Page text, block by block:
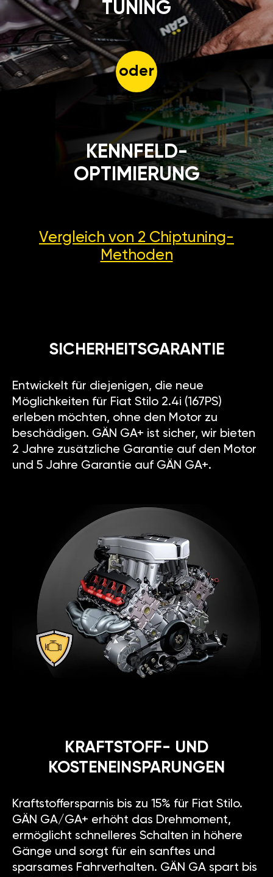
TUNING
oder
KENNFELD-
OPTIMIERUNG
Vergleich von 2 Chiptuning-
Methoden
SICHERHEITSGARANTIE
Entwickelt für diejenigen, die neue
Möglichkeiten für Fiat Stilo 2.4i (167PS)
erleben möchten, ohne den Motor zu
beschädigen. GÄN GA+ ist sicher, wir bieten
2 Jahre zusätzliche Garantie auf den Motor
und 5 Jahre Garantie auf GÄN GA+.
KRAFTSTOFF- UND
KOSTENEINSPARUNGEN
Kraftstoffersparnis bis zu 15% für Fiat Stilo.
GÄN GA/GA+ erhöht das Drehmoment,
ermöglicht schnelleres Schalten in höhere
Gänge und sorgt für ein sanftes und
sparsames Fahrverhalten. GÄN GA spart bis